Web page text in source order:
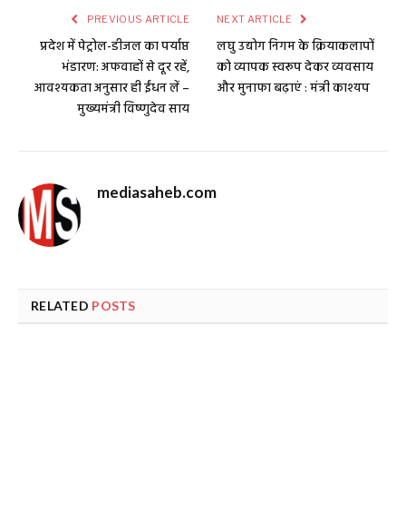
PREVIOUS ARTICLE
प्रदेश में पेट्रोल-डीजल का पर्याप्त
भंडारण: अफवाहों से दूर रहें,
आवश्यकता अनुसार ही ईंधन लें –
मुख्यमंत्री विष्णुदेव साय
NEXT ARTICLE
लघु उद्योग निगम के क्रियाकलापों
को व्यापक स्वरूप देकर व्यवसाय
और मुनाफा बढ़ाएं : मंत्री काश्यप
mediasaheb.com
RELATED POSTS